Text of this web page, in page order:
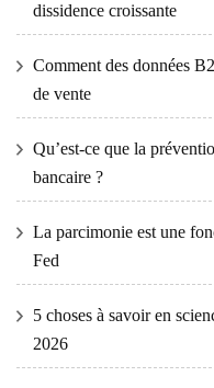
dissidence croissante
Comment des données
de vente
Qu’est-ce que la
bancaire ?
La parcimonie est une
Fed
5 choses à savoir en
2026